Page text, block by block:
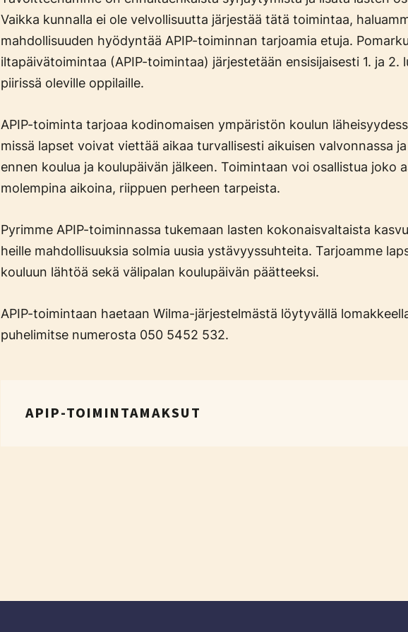
Vaikka kunnalla ei ole velvollisuutta järjestää tätä toimintaa,
mahdollisuuden hyödyntää APIP-toiminnan tarjoamia etuja.
iltapäivätoimintaa (APIP-toimintaa) järjestetään ensisijaisesti 1. ja 2.
piirissä oleville oppilaille.
APIP-toiminta tarjoaa kodinomaisen ympäristön koulun
missä lapset voivat viettää aikaa turvallisesti aikuisen valvonnassa
ennen koulua ja koulupäivän jälkeen. Toimintaan voi osallistua joko
molempina aikoina, riippuen perheen tarpeista.
Pyrimme APIP-toiminnassa tukemaan lasten kokonaisvaltaista
heille mahdollisuuksia solmia uusia ystävyyssuhteita. Tarjoamme
kouluun lähtöä sekä välipalan koulupäivän päätteeksi.
APIP-toimintaan haetaan Wilma-järjestelmästä löytyvällä
puhelimitse numerosta 050 5452 532.
APIP-TOIMINTAMAKSUT